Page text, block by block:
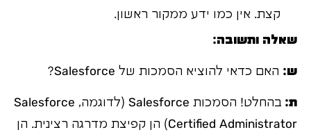
קצת. אין כמו ידע ממקור ראשון.
שאלה ותשובה:
ש: האם כדאי להוציא הסמכות של Salesforce?
ת:
בהחלט! הסמכות Salesforce (לדוגמה, Salesforce
Certified Administrator) הן קפיצת מדרגה רצינית. הן